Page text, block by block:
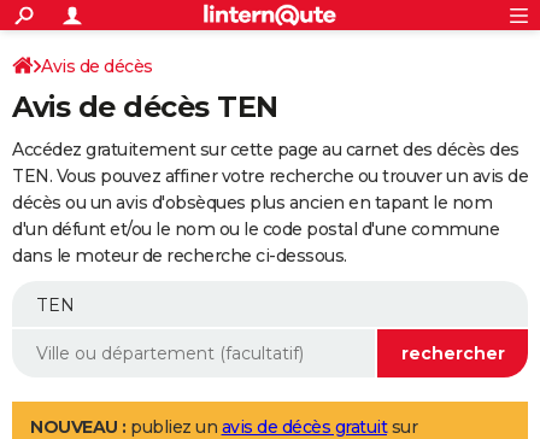
ACTUALITÉS
Politique
Société
Faits Divers
Education
Monde
Villes
+
SPORT
Coupe du monde 2026
Football
Tennis
Cyclisme
Rugby
Forum
Programme TV
TNT
Streaming
Cinéma
Sorties cinéma
Musique
+
FINANCE
Retraite
Impôts
Epargne
Immobilier
Risques naturels par ville
Banque
Assurance
Crédit
AUTO
Essais
Réserver un essai
Citadines
Berlines
SUV
Forum auto
+
Mobiles
Meilleur smartphone
Internet
Ordinateurs
Jeux vidéo
Guide high-tech
Aménagement intérieur
LIFESTYLE
Avis de décès
Avis de décès TEN
Accédez gratuitement sur cette page au carnet des décès des
TEN. Vous pouvez affiner votre recherche ou trouver un avis de
décès ou un avis d'obsèques plus ancien en tapant le nom
d'un défunt et/ou le nom ou le code postal d'une commune
dans le moteur de recherche ci-dessous.
NOUVEAU : publiez un avis de décès gratuitsur